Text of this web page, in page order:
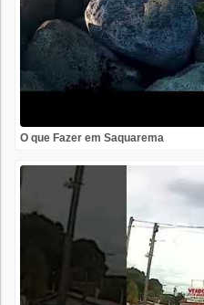
O que Fazer em Saquarema